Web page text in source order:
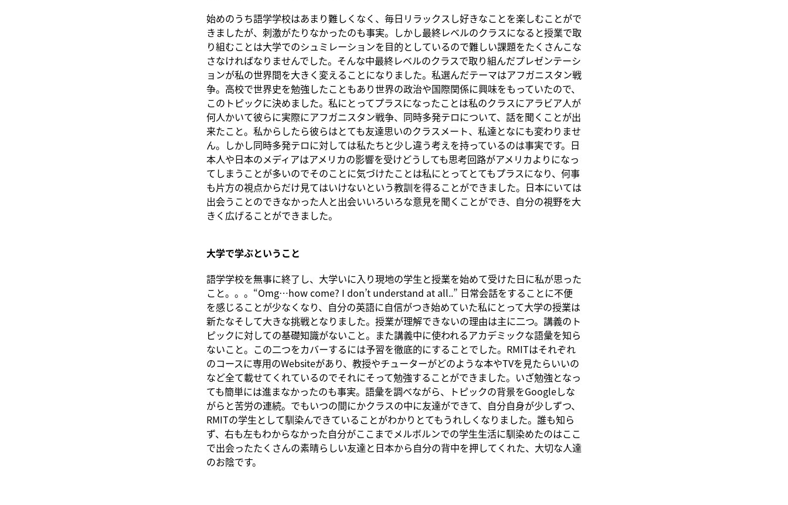
始めのうち語学学校はあまり難しくなく、毎日リラックスし好きなことを楽しむことがで
きましたが、刺激がたりなかったのも事実。しかし最終レベルのクラスになると授業で取
り組むことは大学でのシュミレーションを目的としているので難しい課題をたくさんこな
さなければなりませんでした。そんな中最終レベルのクラスで取り組んだプレゼンテーシ
ョンが私の世界間を大きく変えることになりました。私選んだテーマはアフガニスタン戦
争。高校で世界史を勉強したこともあり世界の政治や国際関係に興味をもっていたので、
このトピックに決めました。私にとってプラスになったことは私のクラスにアラビア人が
何人かいて彼らに実際にアフガニスタン戦争、同時多発テロについて、話を聞くことが出
来たこと。私からしたら彼らはとても友達思いのクラスメート、私達となにも変わりませ
ん。しかし同時多発テロに対しては私たちと少し違う考えを持っているのは事実です。日
本人や日本のメディアはアメリカの影響を受けどうしても思考回路がアメリカよりになっ
てしまうことが多いのでそのことに気づけたことは私にとってとてもプラスになり、何事
も片方の視点からだけ見てはいけないという教訓を得ることができました。日本にいては
出会うことのできなかった人と出会いいろいろな意見を聞くことができ、自分の視野を大
きく広げることができました。
大学で学ぶということ
語学学校を無事に終了し、大学いに入り現地の学生と授業を始めて受けた日に私が思った
こと。。。“Omg…how come? I don’t understand at all..” 日常会話をすることに不便
を感じることが少なくなり、自分の英語に自信がつき始めていた私にとって大学の授業は
新たなそして大きな挑戦となりました。授業が理解できないの理由は主に二つ。講義のト
ピックに対しての基礎知識がないこと。また講義中に使われるアカデミックな語彙を知ら
ないこと。この二つをカバーするには予習を徹底的にすることでした。RMITはそれぞれ
のコースに専用のWebsiteがあり、教授やチューターがどのような本やTVを見たらいいの
など全て載せてくれているのでそれにそって勉強することができました。いざ勉強となっ
ても簡単には進まなかったのも事実。語彙を調べながら、トピックの背景をGoogleしな
がらと苦労の連続。でもいつの間にかクラスの中に友達ができて、自分自身が少しずつ、
RMITの学生として馴染んできていることがわかりとてもうれしくなりました。誰も知ら
ず、右も左もわからなかった自分がここまでメルボルンでの学生生活に馴染めたのはここ
で出会ったたくさんの素晴らしい友達と日本から自分の背中を押してくれた、大切な人達
のお陰です。